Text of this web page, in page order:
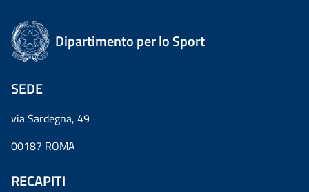
Dipartimento per lo Sport
SEDE
via Sardegna, 49
00187 ROMA
RECAPITI